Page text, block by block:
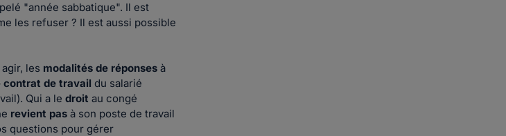
"année sabbatique". Il est
les refuser ? Il est aussi possible
les modalités de réponses à
contrat de travail du salarié
Qui a le droit au congé
revient pas à son poste de travail
questions pour gérer